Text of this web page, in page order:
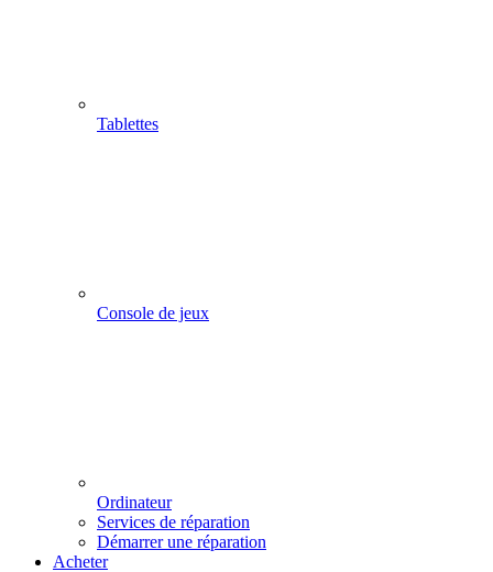
Tablettes
Console de jeux
Ordinateur
Services de réparation
Démarrer une réparation
Acheter